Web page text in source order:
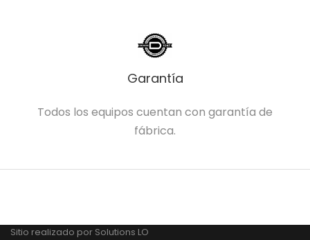
Garantía
Todos los equipos cuentan con garantía de
fábrica.
Sitio realizado por Solutions LO